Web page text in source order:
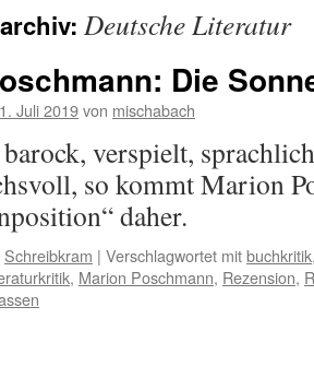
Deutsche Literatur
Die
Juli 2019von mischabach
verspielt,
so kommt Marion
daher.
Schreibkram | Verschlagwortet mitbuchkritik
, Marion Poschmann, Rezension,